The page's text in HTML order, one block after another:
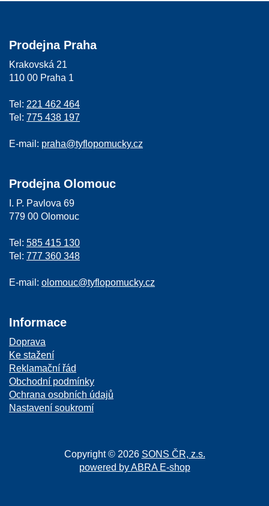
Prodejna Praha
Krakovská 21
110 00 Praha 1
Tel: 221 462 464
Tel: 775 438 197
E-mail: praha@tyflopomucky.cz
Prodejna Olomouc
I. P. Pavlova 69
779 00 Olomouc
Tel: 585 415 130
Tel: 777 360 348
E-mail: olomouc@tyflopomucky.cz
Informace
Doprava
Ke stažení
Reklamační řád
Obchodní podmínky
Ochrana osobních údajů
Nastavení soukromí
Copyright © 2026 SONS ČR, z.s.
powered by ABRA E-shop